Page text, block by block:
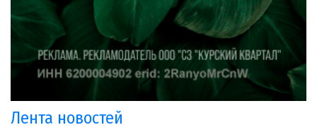
Лента новостей